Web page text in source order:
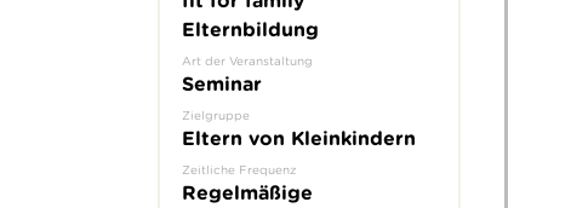
Elternbildung
Art der Veranstaltung
Seminar
Zielgruppe
Eltern von Kleinkindern
Zeitliche Frequenz
Regelmäßige